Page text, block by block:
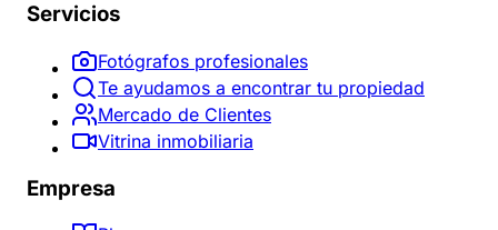
Servicios
Fotógrafos profesionales
Te ayudamos a encontrar tu propiedad
Mercado de Clientes
Vitrina inmobiliaria
Empresa